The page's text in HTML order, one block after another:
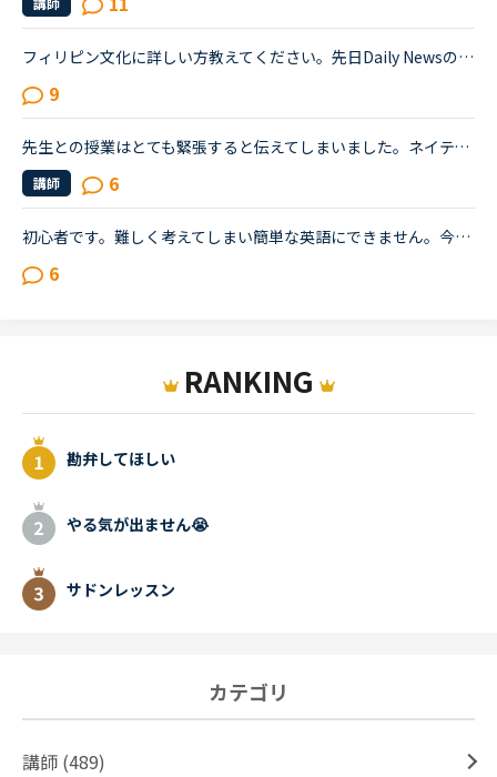
フィリピン文化に詳しい方教えてください。先日Daily Newsの同棲の話から結婚の話題へとフリートークになりました。そこで、自分がフィリピン文化に精通しておらず、ちょっとわからないことが出てきたので教えて...
9
先生との授業はとても緊張すると伝えてしまいました。ネイティブキャンプに参加して半年以上が経ちますが、選ぶ先生は基本的に同性且つ同じアジア人であるフィリピン人男性です。というのも白人の先生、特に白人...
講師 6
初心者です。難しく考えてしまい簡単な英語にできません。今日レッスン中に先生からＧＷには何をするの？という問いかけからの会話の中で「今年のＧＷは昨年のＧＷのように連続していない」ということを言いたか...
6
RANKING
勘弁してほしい
やる気が出ません😭
サドンレッスン
カテゴリ
講師 (489)